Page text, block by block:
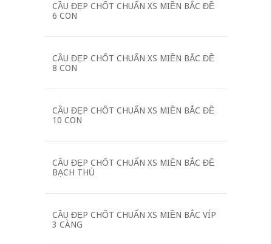
CẦU ĐẸP CHỐT CHUẨN XS MIỀN BẮC ĐỀ
6 CON
CẦU ĐẸP CHỐT CHUẨN XS MIỀN BẮC ĐỀ
8 CON
CẦU ĐẸP CHỐT CHUẨN XS MIỀN BẮC ĐỀ
10 CON
CẦU ĐẸP CHỐT CHUẨN XS MIỀN BẮC ĐỀ
BẠCH THỦ
CẦU ĐẸP CHỐT CHUẨN XS MIỀN BẮC VÍP
3 CÀNG